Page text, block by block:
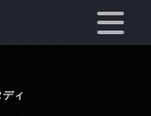
ィ